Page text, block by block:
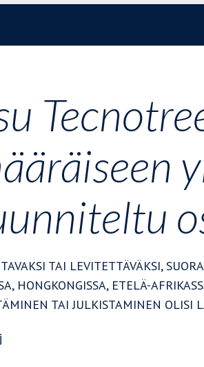
TAI LEVITETTÄVÄKSI,
HONGKONGISSA, ETELÄ-
TAI JULKISTAMINEN OLISI